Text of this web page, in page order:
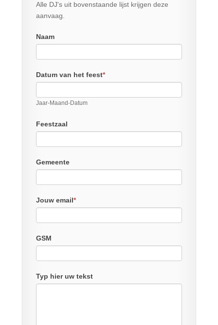
Alle DJ's uit bovenstaande lijst krijgen deze
aanvaag.
Naam
Datum van het feest*
Jaar-Maand-Datum
Feestzaal
Gemeente
Jouw email*
GSM
Typ hier uw tekst